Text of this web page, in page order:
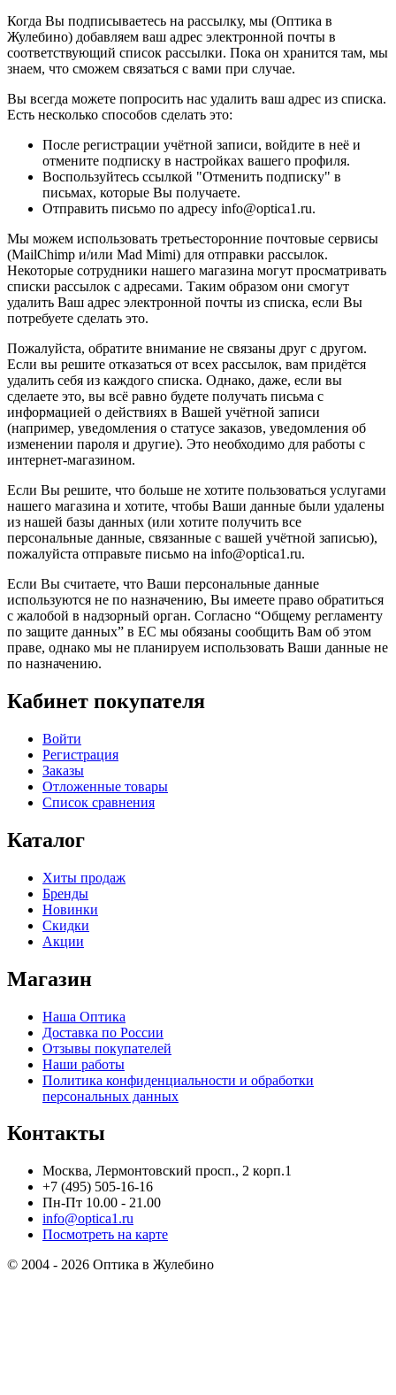
Когда Вы подписываетесь на рассылку, мы (Оптика в
Жулебино) добавляем ваш адрес электронной почты в
соответствующий список рассылки. Пока он хранится там, мы
знаем, что сможем связаться с вами при случае.
Вы всегда можете попросить нас удалить ваш адрес из списка.
Есть несколько способов сделать это:
После регистрации учётной записи, войдите в неё и
отмените подписку в настройках вашего профиля.
Воспользуйтесь ссылкой "Отменить подписку" в
письмах, которые Вы получаете.
Отправить письмо по адресу info@optica1.ru.
Мы можем использовать третьесторонние почтовые сервисы
(MailChimp и/или Mad Mimi) для отправки рассылок.
Некоторые сотрудники нашего магазина могут просматривать
списки рассылок с адресами. Таким образом они смогут
удалить Ваш адрес электронной почты из списка, если Вы
потребуете сделать это.
Пожалуйста, обратите внимание не связаны друг с другом.
Если вы решите отказаться от всех рассылок, вам придётся
удалить себя из каждого списка. Однако, даже, если вы
сделаете это, вы всё равно будете получать письма с
информацией о действиях в Вашей учётной записи
(например, уведомления о статусе заказов, уведомления об
изменении пароля и другие). Это необходимо для работы с
интернет-магазином.
Если Вы решите, что больше не хотите пользоваться услугами
нашего магазина и хотите, чтобы Ваши данные были удалены
из нашей базы данных (или хотите получить все
персональные данные, связанные с вашей учётной записью),
пожалуйста отправьте письмо на info@optica1.ru.
Если Вы считаете, что Ваши персональные данные
используются не по назначению, Вы имеете право обратиться
с жалобой в надзорный орган. Согласно “Общему регламенту
по защите данных” в ЕС мы обязаны сообщить Вам об этом
праве, однако мы не планируем использовать Ваши данные не
по назначению.
Кабинет покупателя
Войти
Регистрация
Заказы
Отложенные товары
Список сравнения
Каталог
Хиты продаж
Бренды
Новинки
Скидки
Акции
Магазин
Наша Оптика
Доставка по России
Отзывы покупателей
Наши работы
Политика конфиденциальности и обработки
персональных данных
Контакты
Москва, Лермонтовский просп., 2 корп.1
+7 (495) 505-16-16
Пн-Пт 10.00 - 21.00
info@optica1.ru
Посмотреть на карте
© 2004 - 2026 Оптика в Жулебино